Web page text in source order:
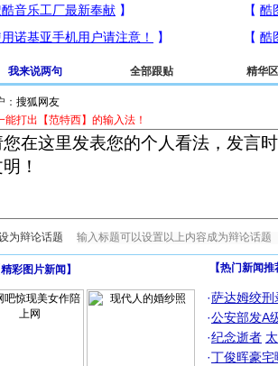
我来说两句 全部跟贴 精华区
：
能打出【范特西】的输入法！
为辩论话题
精彩图片新闻 】 【热门新闻
·萨达姆绞刑
·公安部发A
·纪念逝者
·丁俊晖豪